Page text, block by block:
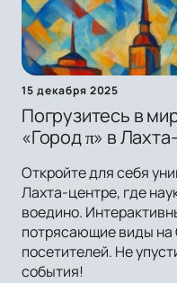
15 декабря 2025
Погрузитесь в
«Город π» в
Откройте для себя
Лахта-центре, где
воедино.
потрясающие виды на
посетителей. Не
события!